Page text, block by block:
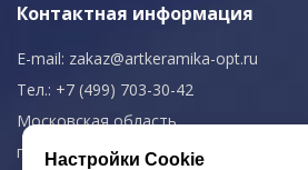
Контактная информация
E-mail: zakaz@artkeramika-opt.ru
Тел.: +7 (499) 703-30-42
Московская область,
г. Красногорск
Настройки Cookie